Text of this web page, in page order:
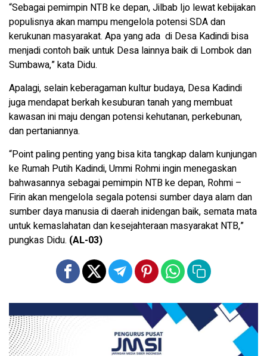
“Sebagai pemimpin NTB ke depan, Jilbab Ijo lewat kebijakan
populisnya akan mampu mengelola potensi SDA dan
kerukunan masyarakat. Apa yang ada di Desa Kadindi bisa
menjadi contoh baik untuk Desa lainnya baik di Lombok dan
Sumbawa,” kata Didu.
Apalagi, selain keberagaman kultur budaya, Desa Kadindi
juga mendapat berkah kesuburan tanah yang membuat
kawasan ini maju dengan potensi kehutanan, perkebunan,
dan pertaniannya.
“Point paling penting yang bisa kita tangkap dalam kunjungan
ke Rumah Putih Kadindi, Ummi Rohmi ingin menegaskan
bahwasannya sebagai pemimpin NTB ke depan, Rohmi –
Firin akan mengelola segala potensi sumber daya alam dan
sumber daya manusia di daerah inidengan baik, semata mata
untuk kemaslahatan dan kesejahteraan masyarakat NTB,”
pungkas Didu. (AL-03)